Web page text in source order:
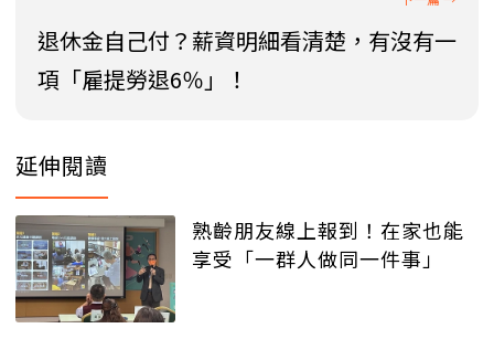
退休金自己付？薪資明細看清楚，有沒有一
項「雇提勞退6％」！
延伸閱讀
熟齡朋友線上報到！在家也能
享受「一群人做同一件事」